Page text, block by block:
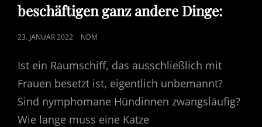
beschäftigen ganz andere Dinge:
POSTED
23. JANUAR 2022 NDM
Ist ein Raumschiff, das ausschließlich mit
Frauen besetzt ist, eigentlich unbemannt?
Sind nymphomane Hündinnen zwangsläufig?
Wie lange muss eine Katze